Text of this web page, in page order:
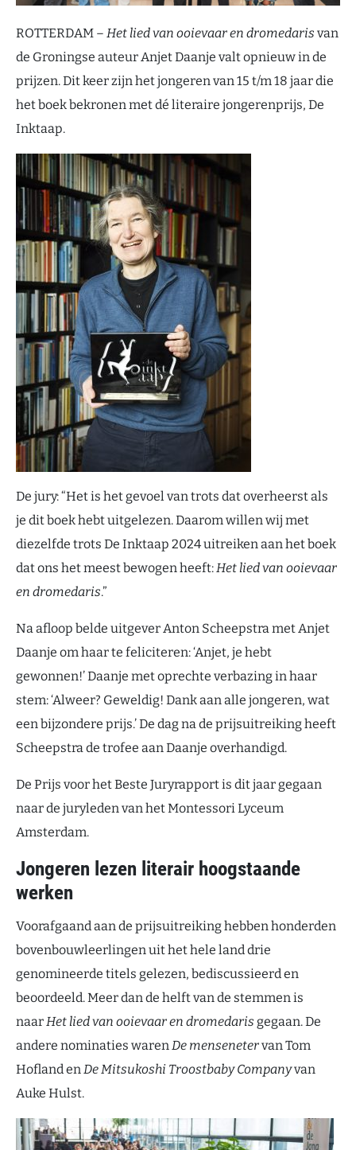
ROTTERDAM – Het lied van ooievaar en dromedaris van
de Groningse auteur Anjet Daanje valt opnieuw in de
prijzen. Dit keer zijn het jongeren van 15 t/m 18 jaar die
het boek bekronen met dé literaire jongerenprijs, De
Inktaap.
De jury: “Het is het gevoel van trots dat overheerst als
je dit boek hebt uitgelezen. Daarom willen wij met
diezelfde trots De Inktaap 2024 uitreiken aan het boek
dat ons het meest bewogen heeft:Het lied van ooievaar
en dromedaris.”
Na afloop belde uitgever Anton Scheepstra met Anjet
Daanje om haar te feliciteren: ‘Anjet, je hebt
gewonnen!’ Daanje met oprechte verbazing in haar
stem: ‘Alweer? Geweldig! Dank aan alle jongeren, wat
een bijzondere prijs.’ De dag na de prijsuitreiking heeft
Scheepstra de trofee aan Daanje overhandigd.
De Prijs voor het Beste Juryrapport is dit jaar gegaan
naar de juryleden van het Montessori Lyceum
Amsterdam.
Jongeren lezen literair hoogstaande
werken
Voorafgaand aan de prijsuitreiking hebben honderden
bovenbouwleerlingen uit het hele land drie
genomineerde titels gelezen, bediscussieerd en
beoordeeld. Meer dan de helft van de stemmen is
naarHet lied van ooievaar en dromedaris gegaan. De
andere nominaties warenDe mensenetervan Tom
Hofland enDe Mitsukoshi Troostbaby Companyvan
Auke Hulst.